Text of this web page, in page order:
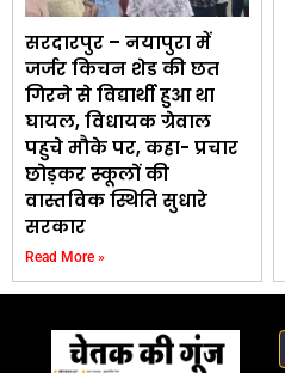
सरदारपुर – नयापुरा में
जर्जर किचन शेड की छत
गिरने से विद्यार्थी हुआ था
घायल, विधायक ग्रेवाल
पहुचे मौके पर, कहा- प्रचार
छोड़कर स्कूलों की
वास्तविक स्थिति सुधारे
सरकार
Read More »